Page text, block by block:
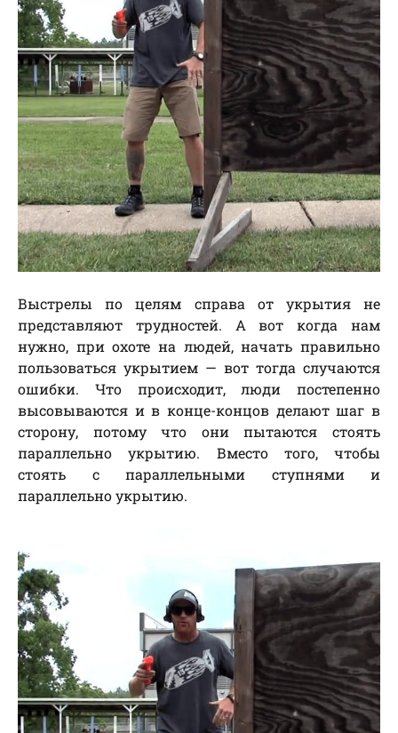
Выстрелы по целям справа от укрытия не
представляют трудностей. А вот когда нам
нужно, при охоте на людей, начать правильно
пользоваться укрытием — вот тогда случаются
ошибки. Что происходит, люди постепенно
высовываются и в конце-концов делают шаг в
сторону, потому что они пытаются стоять
параллельно укрытию. Вместо того, чтобы
стоять с параллельными ступнями и
параллельно укрытию.